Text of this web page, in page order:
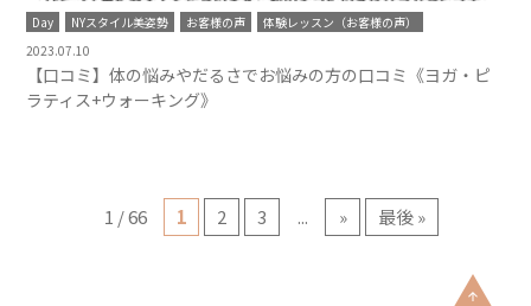
Day NYスタイル美姿勢 お客様の声
体験レッスン（お客様の声）
2023.07.10
【口コミ】体の悩みやだるさでお悩みの方の口コミ《ヨガ・ピ
ラティス+ウォーキング》
1 / 66 1 2 3 ... » 最後 »